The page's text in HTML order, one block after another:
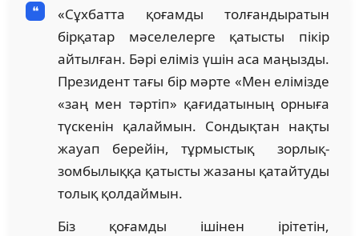
«Сұхбатта қоғамды толғандыратын
бірқатар мәселелерге қатысты пікір
айтылған. Бәрі еліміз үшін аса маңызды.
Президент тағы бір мәрте «Мен елімізде
«заң мен тәртіп» қағидатының орныға
түскенін қалаймын. Сондықтан нақты
жауап берейін, тұрмыстық зорлық-
зомбылыққа қатысты жазаны қатайтуды
толық қолдаймын.
Біз қоғамды ішінен ірітетін,